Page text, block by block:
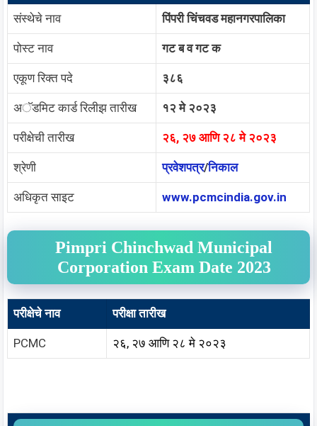
संस्थेचे नाव पिंपरी चिंचवड महानगरपालिका
पोस्ट नाव गट ब व गट क
एकूण रिक्त पदे ३८६
अॅडमिट कार्ड रिलीझ तारीख १२ मे २०२३
परीक्षेची तारीख २६, २७ आणि २८ मे २०२३
श्रेणी प्रवेशपत्र/निकाल
अधिकृत साइट www.pcmcindia.gov.in
Pimpri Chinchwad Municipal
Corporation Exam Date 2023
परीक्षेचे नाव परीक्षा तारीख
PCMC २६, २७ आणि २८ मे २०२३